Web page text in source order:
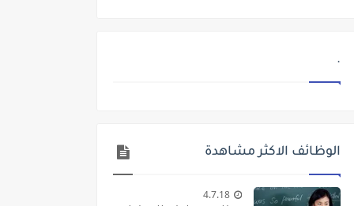
.
الوظائف الاكثر مشاهدة
4.7.18